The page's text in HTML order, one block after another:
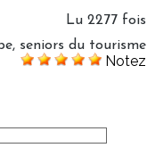
Lu 2277 fois
, seniors du tourisme
Notez